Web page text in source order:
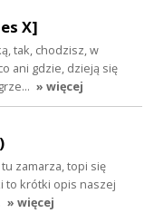
X]
tak, chodzisz, w
ani gdzie, dzieją się
» więcej
zamarza, topi się
to krótki opis naszej
» więcej